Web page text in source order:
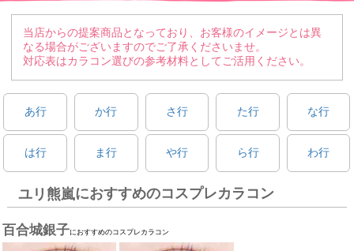
当店からの提案商品となっており、お客様のイメージとは異
なる場合がございますのでご了承くださいませ。
対応表はカラコン選びの参考材料としてご活用ください。
あ行 か行 さ行 た行 な行
は行 ま行 や行 ら行 わ行
ユリ熊嵐におすすめのコスプレカラコン
百合城銀子におすすめのコスプレカラコン